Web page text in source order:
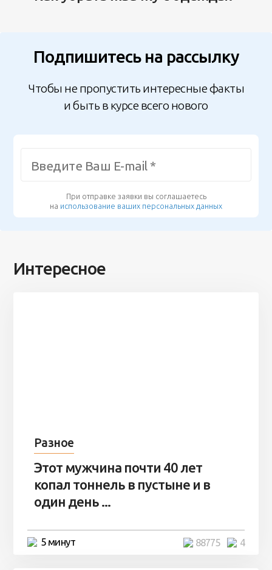
Подпишитесь на рассылку
Чтобы не пропустить интересные факты
и быть в курсе всего нового
При отправке заявки вы соглашаетесь
на использование ваших персональных данных
Интересное
Разное
Этот мужчина почти 40 лет
копал тоннель в пустыне и в
один день ...
5 минут 4
88775